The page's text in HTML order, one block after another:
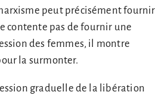
peut précisément fournir
contente pas de fournir une
des femmes, il montre
la surmonter.
graduelle de la libération